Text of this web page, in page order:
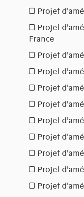
Projet
Projet
France
Projet
Projet
Projet
Projet
Projet
Projet
Projet
Projet
Projet